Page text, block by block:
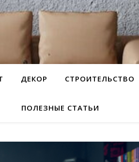
ДЕКОР СТРОИТЕЛЬСТВО
ПОЛЕЗНЫЕ СТАТЬИ